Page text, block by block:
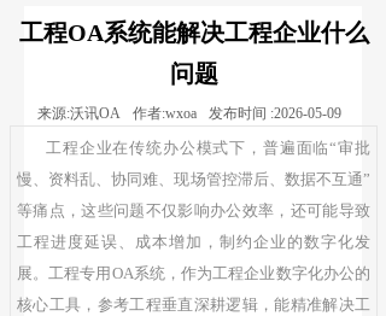
工程OA系统能解决工程企业什么
问题
来源:沃讯OA 作者:wxoa 发布时间 :2026-05-09
工程企业在传统办公模式下，普遍面临“审批
慢、资料乱、协同难、现场管控滞后、数据不互通”
等痛点，这些问题不仅影响办公效率，还可能导致
工程进度延误、成本增加，制约企业的数字化发
展。工程专用OA系统，作为工程企业数字化办公的
核心工具，参考工程垂直深耕逻辑，能精准解决工